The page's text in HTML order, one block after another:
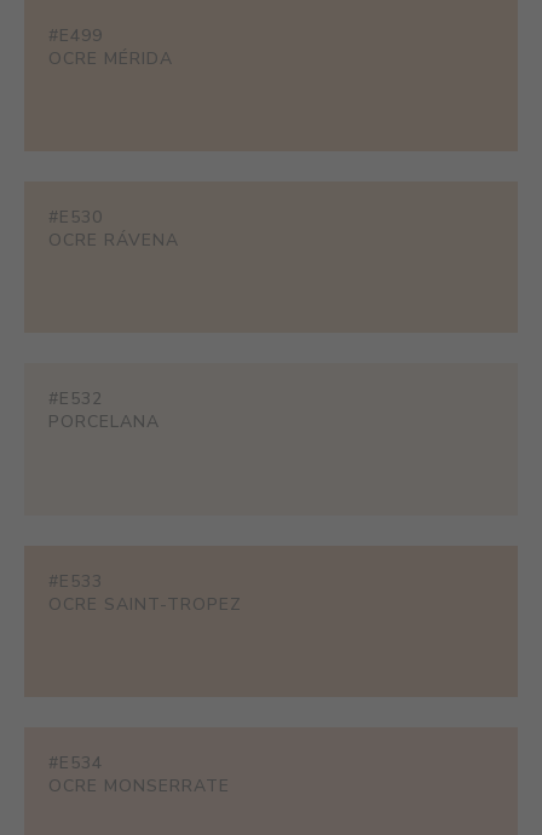
#E499
OCRE MÉRIDA
#E530
OCRE RÁVENA
#E532
PORCELANA
#E533
OCRE SAINT-TROPEZ
#E534
OCRE MONSERRATE